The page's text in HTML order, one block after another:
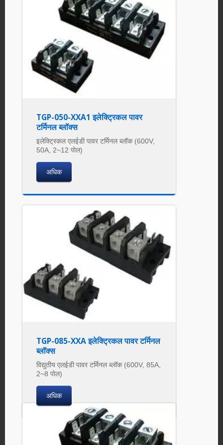
TGP-050-XXA1 इलेक्ट्रिकल पावर
टर्मिनल ब्लॉक्स
इलेक्ट्रिकल एलईडी पावर टर्मिनल ब्लॉक (600V,
50A, 2~12 पोल)
अधिक
TGP-085-XXA इलेक्ट्रिकल पावर टर्मिनल
ब्लॉक्स
विद्युतीय एलईडी पावर टर्मिनल ब्लॉक (600V, 85A,
2~8 पोल)
अधिक